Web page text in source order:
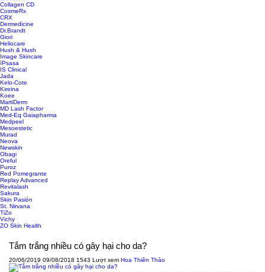
Collagen CD
CosmeRx
CRX
Dermedicine
Dr.Brandt
Giori
Heliocare
Hush & Hush
Image Skincare
íPsasa
IS Clinical
Jada
Kelo-Cote
Kireina
Koee
MartiDerm
MD Lash Factor
Med-Eq Gaiapharma
Medpeel
Mesoestetic
Murad
Neova
Newskin
Obagi
Oreful
Puroz
Red Pomegrante
Replay Advanced
Revitalash
Sakura
Skin Pasión
St. Nirvana
TiZo
Vichy
ZO Skin Health
Tắm trắng nhiều có gây hại cho da?
20/06/2019 09/08/2018 1543 Lượt xem Hoa Thiên Thảo